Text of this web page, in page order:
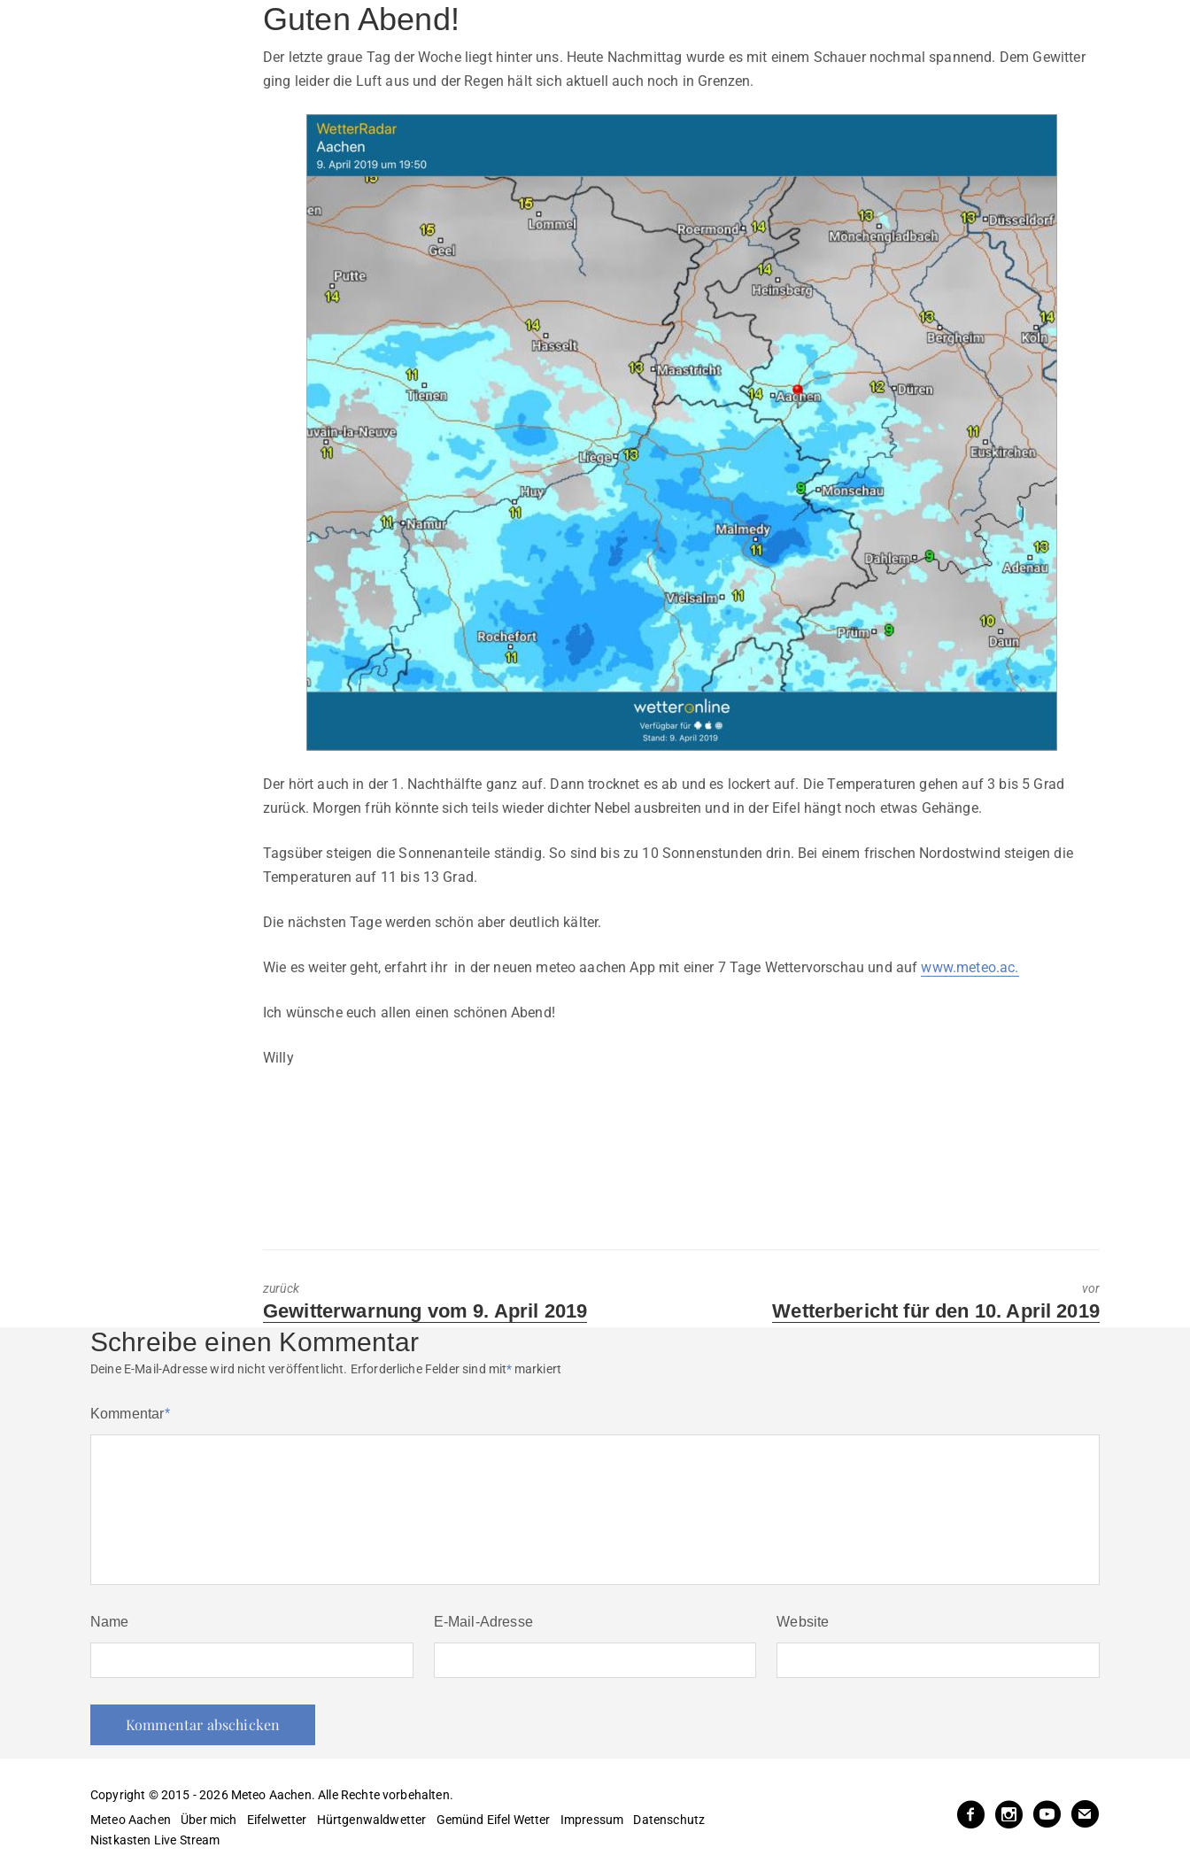
Guten Abend!
Der letzte graue Tag der Woche liegt hinter uns. Heute Nachmittag wurde es mit einem Schauer nochmal spannend. Dem Gewitter
ging leider die Luft aus und der Regen hält sich aktuell auch noch in Grenzen.
Der hört auch in der 1. Nachthälfte ganz auf. Dann trocknet es ab und es lockert auf. Die Temperaturen gehen auf 3 bis 5 Grad
zurück. Morgen früh könnte sich teils wieder dichter Nebel ausbreiten und in der Eifel hängt noch etwas Gehänge.
Tagsüber steigen die Sonnenanteile ständig. So sind bis zu 10 Sonnenstunden drin. Bei einem frischen Nordostwind steigen die
Temperaturen auf 11 bis 13 Grad.
Die nächsten Tage werden schön aber deutlich kälter.
Wie es weiter geht, erfahrt ihr in der neuen meteo aachen App mit einer 7 Tage Wettervorschau und aufwww.meteo.ac.
Ich wünsche euch allen einen schönen Abend!
Willy
zurück
Previous
post:
Gewitterwarnung vom 9. April 2019
vor
Next
Wetterbericht für den 10. April 2019
Schreibe einen Kommentar
Deine E-Mail-Adresse wird nicht veröffentlicht. Erforderliche Felder sind mit*markiert
Kommentar*
Name E-Mail-Adresse Website
Copyright © 2015 - 2026 Meteo Aachen. Alle Rechte vorbehalten.
Meteo Aachen
Über mich Eifelwetter Hürtgenwaldwetter Gemünd Eifel Wetter Impressum
Datenschutz
Nistkasten Live Stream